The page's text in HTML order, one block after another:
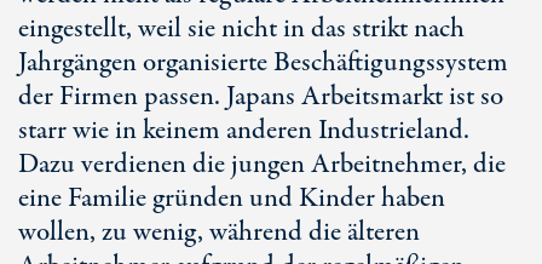
eingestellt, weil sie nicht in das strikt nach
Jahrgängen organisierte Beschäftigungssystem
der Firmen passen. Japans Arbeitsmarkt ist so
starr wie in keinem anderen Industrieland.
Dazu verdienen die jungen Arbeitnehmer, die
eine Familie gründen und Kinder haben
wollen, zu wenig, während die älteren